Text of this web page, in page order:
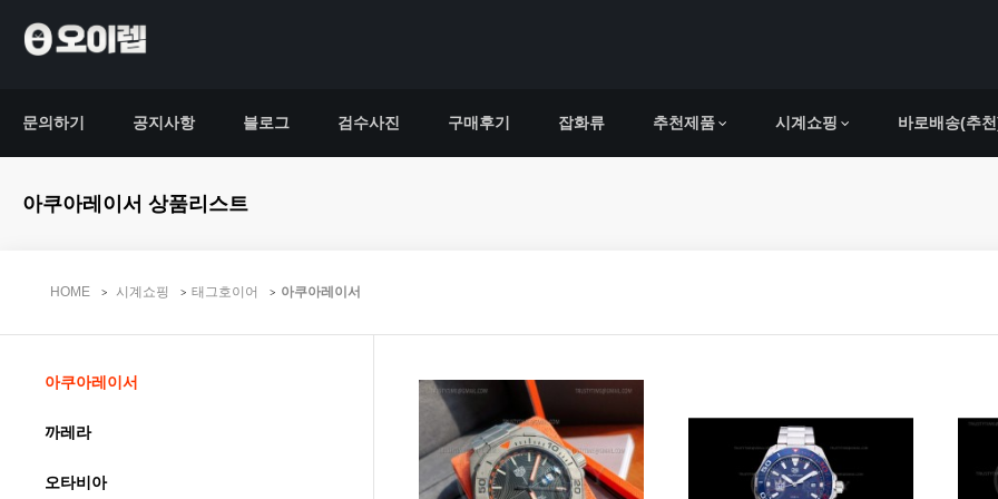
문의하기 공지사항 블로그 검수사진 구매후기 잡화류 추천제품 시계쇼핑 바로배송(추
아쿠아레이서 상품리스트
HOME 시계쇼핑 태그호이어 아쿠아레이서
아쿠아레이서
까레라
오타비아